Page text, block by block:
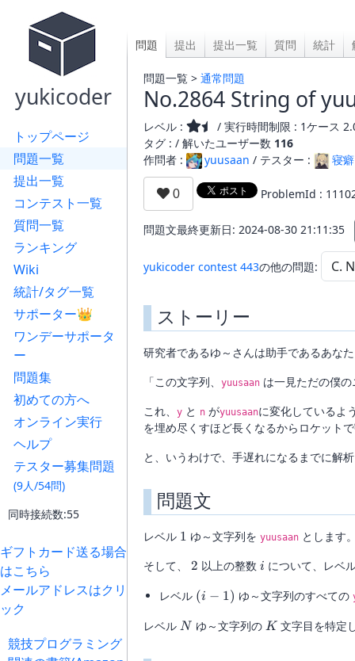
yukicoder
トップページ
問題一覧
提出一覧
コンテスト一覧
質問一覧
ランキング
Wiki
統計/タグ一覧
サポーター👑
ワンデーサポータ
ー
問題集
初めての方へ
オンライン実行
ヘルプ
テスター募集問題
(9人/54問)
同時接続数:55
ギフトカード送る場合
はこちら
メールアドレスはクリ
ック
競技プログラミング
問題 提出 提出一覧 質問 統計
問題一覧 > 通常問題
No.2864 String of
レベル :
/ 実行時間制限 : 1ケース
タグ : / 解いたユーザー数 116
作問者 :
yuusaan / テスター : 寝癖
ProblemId :
問題文最終更新日: 2024-08-30 21:11:35
yukicoder contest 443の他の問題:
ストーリー
研究者であるゆ～さんは助手であるあな
「この文字列、
yuusaan は一見ただの僕
これ、
y と n がyuusaanに変化しているよ
を埋め尽くすほど長くなるからロケット
と、いうわけで、手遅れになるまでに解
問題文
レベル 1
1 ゆ～文字列を yuusaan とします
そして、 2
2 以上の整数 i
i について、レベ
レベル (i-
(i − 1) ゆ～文字列のすべての
レベル N
N ゆ～文字列の K
K 文字目を特定